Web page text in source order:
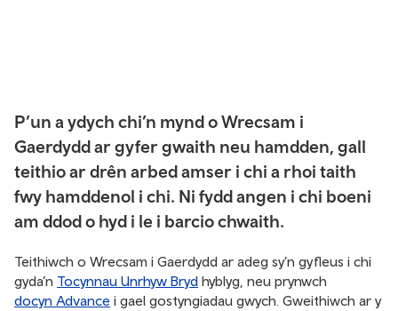
P’un a ydych chi’n mynd o Wrecsam i
Gaerdydd ar gyfer gwaith neu hamdden, gall
teithio ar drên arbed amser i chi a rhoi taith
fwy hamddenol i chi. Ni fydd angen i chi boeni
am ddod o hyd i le i barcio chwaith.
Teithiwch o Wrecsam i Gaerdydd ar adeg sy’n gyfleus i chi
gyda’n Tocynnau Unrhyw Bryd hyblyg, neu prynwch
docyn Advance i gael gostyngiadau gwych. Gweithiwch ar y